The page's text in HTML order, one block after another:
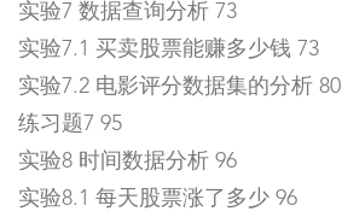
实验7 数据查询分析 73
实验7.1 买卖股票能赚多少钱 73
实验7.2 电影评分数据集的分析 80
练习题7 95
实验8 时间数据分析 96
实验8.1 每天股票涨了多少 96